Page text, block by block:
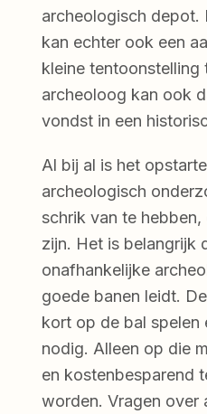
archeologisch depot.
kan echter ook een
kleine tentoonstelling
archeoloog kan ook
vondst in een
Al bij al is het
archeologisch
schrik van te
zijn. Het is belangrijk
onafhankelijke
goede banen leidt.
kort op de bal spelen
nodig. Alleen op die
en kostenbesparend
worden. Vragen over